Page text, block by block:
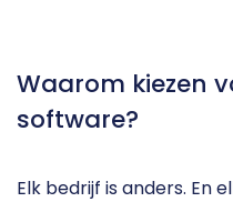
Waarom kiezen
software?
Elk bedrijf is anders. En